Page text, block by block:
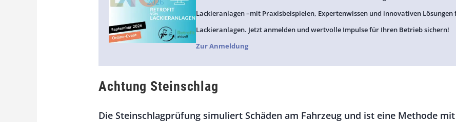
Lackieranlagen –mit Praxisbeispielen, Expertenwissen und innovativen
Lackieranlagen. Jetzt anmelden und wertvolle Impulse für Ihren Betrieb sichern!
Zur Anmeldung
Achtung Steinschlag
Die Steinschlagprüfung simuliert Schäden am Fahrzeug und ist eine Methode